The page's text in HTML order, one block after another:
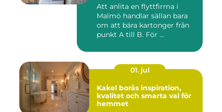
Att anlita en flyttfirma i
Malmö handlar sällan bara
om att bära kartonger från
punkt A till B. För ...
01. jul
Kakel borås inspiration,
kvalitet och smarta val för
hemmet